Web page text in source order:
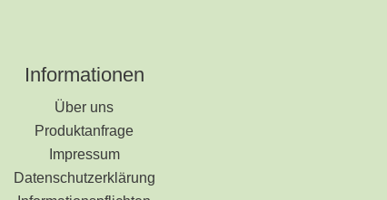
Informationen
Über uns
Produktanfrage
Impressum
Datenschutzerklärung